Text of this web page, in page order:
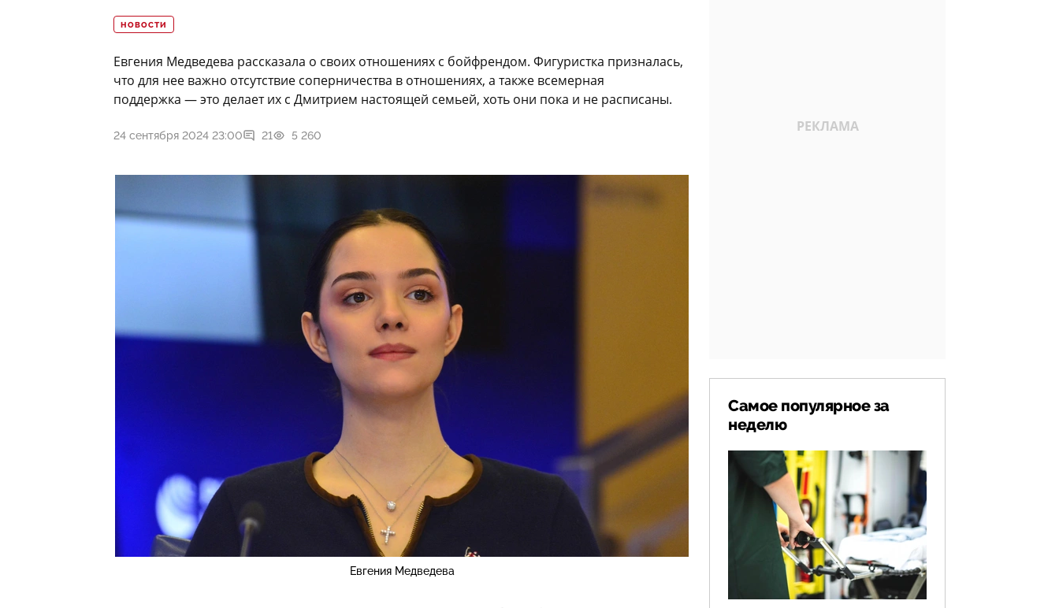
НОВОСТИ
Евгения Медведева рассказала о своих отношениях с бойфрендом. Фигуристка призналась,
что для нее важно отсутствие соперничества в отношениях, а также всемерная
поддержка — это делает их с Дмитрием настоящей семьей, хоть они пока и не расписаны.
24 сентября 2024 23:00 21 5 260
Евгения Медведева
Самое популярное за
неделю